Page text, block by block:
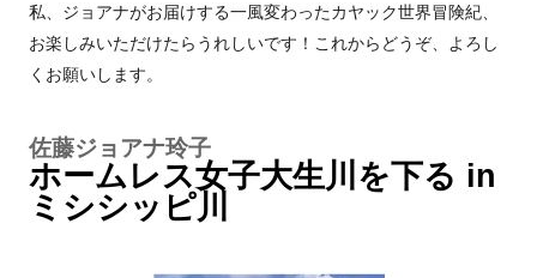
私、ジョアナがお届けする一風変わったカヤック世界冒険紀、
お楽しみいただけたらうれしいです！これからどうぞ、よろし
くお願いします。
佐藤ジョアナ玲子
ホームレス女子大生川を下る in
ミシシッピ川